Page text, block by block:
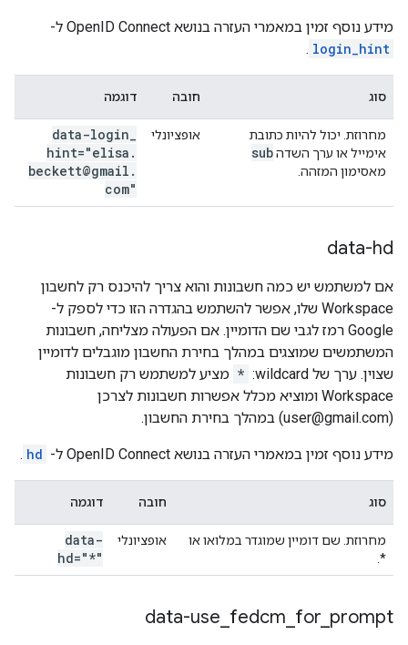
מידע נוסף זמין במאמרי העזרה בנושא OpenID Connect ל-
login_hint
.
סוג חובה דוגמה
מחרוזת. יכול להיות כתובת
אימייל או ערך השדהsub
מאסימון המזהה.
אופציונלי data-login
hint="elisa .
beckett@gmail .
com"
data-hd
אם למשתמש יש כמה חשבונות והוא צריך להיכנס רק לחשבון
Workspace שלו, אפשר להשתמש בהגדרה הזו כדי לספק ל-
Google רמז לגבי שם הדומיין. אם הפעולה מצליחה, חשבונות
המשתמשים שמוצגים במהלך בחירת החשבון מוגבלים לדומיין
שצוין. ערך של wildcard:
* מציע למשתמש רק חשבונות
Workspace ומוציא מכלל אפשרות חשבונות לצרכן
(user@gmail.com) במהלך בחירת החשבון.
מידע נוסף זמין במאמרי העזרה בנושא OpenID Connect ל- hd
.
סוג חובה דוגמה
מחרוזת. שם דומיין שמוגדר במלואו או
*.
אופציונלי
data-
hd="*"
data-use fedcm for prompt